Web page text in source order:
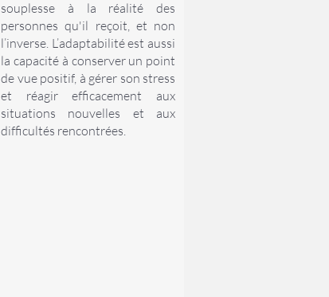
souplesse à la réalité des
personnes qu'il reçoit, et non
l’inverse. L’adaptabilité est aussi
la capacité à conserver un point
de vue positif, à gérer son stress
et réagir efficacement aux
situations nouvelles et aux
difficultés rencontrées.